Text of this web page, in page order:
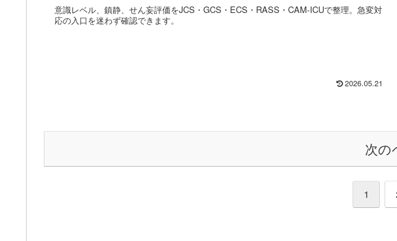
意識レベル、鎮静、せん妄評価をJCS・GCS・ECS・RASS・CAM-ICUで整理。急変対
応の入口を迷わず確認できます。
2026.05.21
次の
1